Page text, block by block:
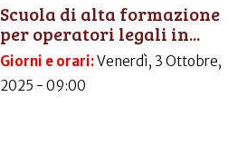
Scuola di alta formazione
per operatori legali in...
Giorni e orari:Venerdì, 3 Ottobre,
2025 - 09:00